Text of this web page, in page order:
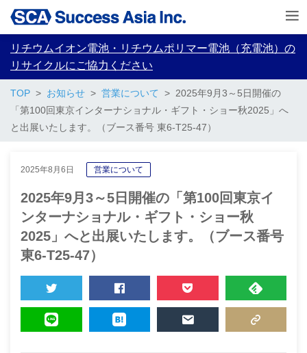
リチウムイオン電池・リチウムポリマー電池（充電池）の
リサイクルにご協力ください
TOP お知らせ 営業について
2025年9月3～5日開催の
「第100回東京インターナショナル・ギフト・ショー秋2025」へ
と出展いたします。（ブース番号 東6-T25-47）
2025年8月6日 営業について
2025年9月3～5日開催の「第100回東京イ
ンターナショナル・ギフト・ショー秋
2025」へと出展いたします。（ブース番号
東6-T25-47）
TWEET SHARE POCKET FEEDLY